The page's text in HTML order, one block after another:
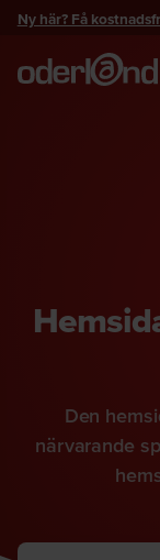
Gå
innehåll
Ny här? Få
Den
närvarande